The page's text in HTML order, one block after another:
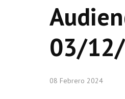
03/
08 Febrero 2024